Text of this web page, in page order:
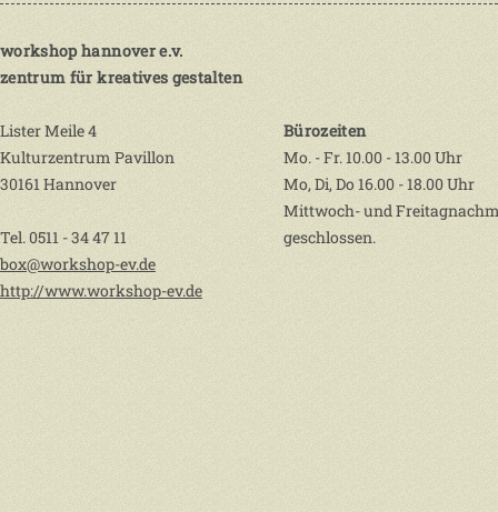
workshop hannover e.v.
zentrum für kreatives gestalten
Lister Meile 4
Kulturzentrum Pavillon
30161 Hannover
Tel. 0511 - 34 47 11
box@workshop-ev.de
http://www.workshop-ev.de
Bürozeiten
Mo. - Fr. 10.00 - 13.00 Uhr
Mo, Di, Do 16.00 - 18.00 Uhr
Mittwoch- und
geschlossen.